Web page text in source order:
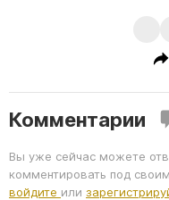
1
o
5
Комментарии
Вы уже сейчас можете
комментировать под
войдите или